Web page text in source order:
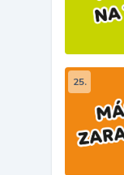
25.